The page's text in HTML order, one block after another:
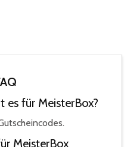
es für MeisterBox?
MeisterBox